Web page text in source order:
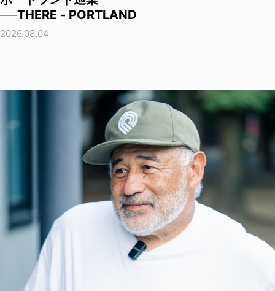
──THERE - PORTLAND
2026.08.04